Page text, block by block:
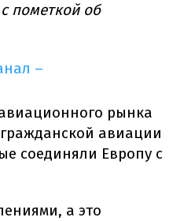
пометкой об
–
рынка
авиации
соединяли Европу с
а это